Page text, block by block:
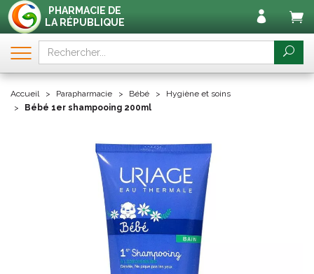
PHARMACIE DE
LA RÉPUBLIQUE
Accueil Parapharmacie Bébé
Hygiène et soins
Bébé 1er shampooing 200ml